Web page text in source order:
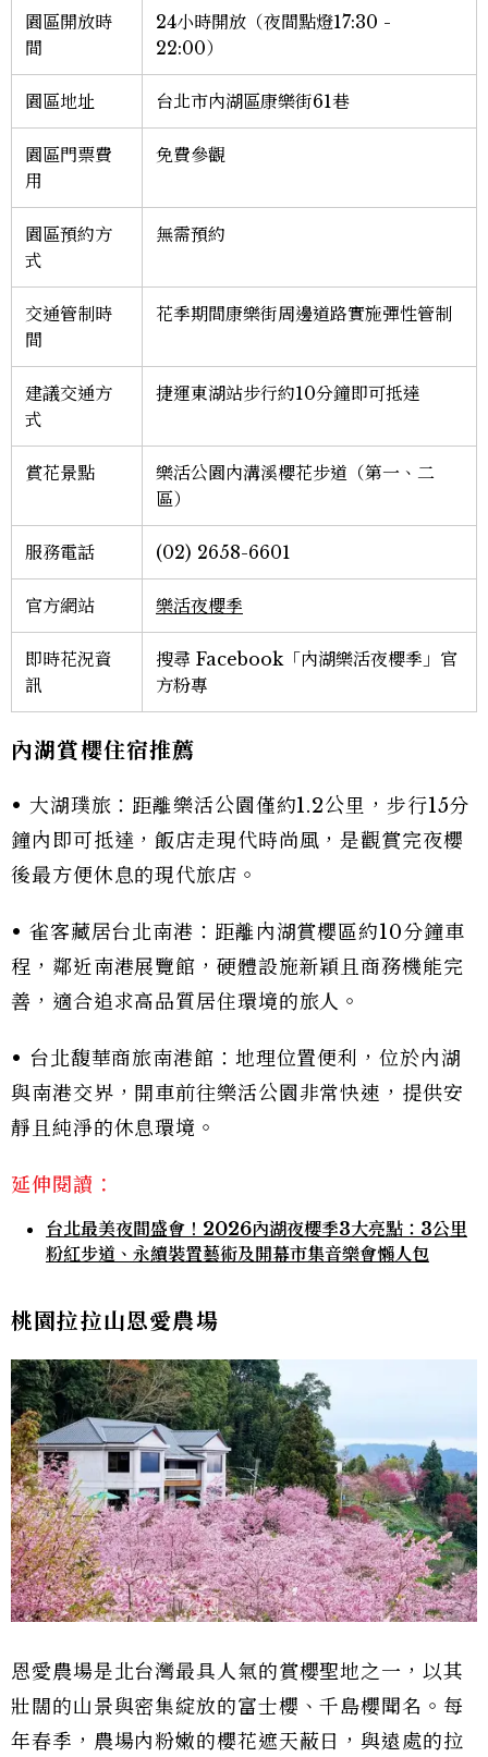
園區開放時
間
24小時開放（夜間點燈17:30 -
22:00）
園區地址 台北市內湖區康樂街61巷
園區門票費
用
免費參觀
園區預約方
式
無需預約
交通管制時
間
花季期間康樂街周邊道路實施彈性管制
建議交通方
式
捷運東湖站步行約10分鐘即可抵達
賞花景點
樂活公園內溝溪櫻花步道（第一、二
區）
服務電話 (02) 2658-6601
官方網站 樂活夜櫻季
即時花況資
訊
搜尋 Facebook「內湖樂活夜櫻季」官
方粉專
內湖賞櫻住宿推薦
• 大湖璞旅：距離樂活公園僅約1.2公里，步行15分
鐘內即可抵達，飯店走現代時尚風，是觀賞完夜櫻
後最方便休息的現代旅店。
• 雀客藏居台北南港：距離內湖賞櫻區約10分鐘車
程，鄰近南港展覽館，硬體設施新穎且商務機能完
善，適合追求高品質居住環境的旅人。
• 台北馥華商旅南港館：地理位置便利，位於內湖
與南港交界，開車前往樂活公園非常快速，提供安
靜且純淨的休息環境。
延伸閱讀：
台北最美夜間盛會！2026內湖夜櫻季3大亮點：3公里
粉紅步道、永續裝置藝術及開幕市集音樂會懶人包
桃園拉拉山恩愛農場
恩愛農場是北台灣最具人氣的賞櫻聖地之一，以其
壯闊的山景與密集綻放的富士櫻、千島櫻聞名。每
年春季，農場內粉嫩的櫻花遮天蔽日，與遠處的拉